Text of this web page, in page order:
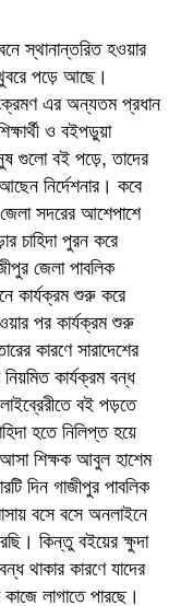
স্থানান্তরিত হওয়ার
পড়ে আছে।
এর অন্যতম প্রধান
ও বইপড়ুয়া
গুলো বই পড়ে, তাদের
নির্দেশনার। কবে
সদরের আশেপাশে
চাহিদা পুরন করে
জেলা পাবলিক
কার্যক্রম শুরু করে
পর কার্যক্রম শুরু
কারণে সারাদেশের
কার্যক্রম বন্ধ
বই পড়তে
হতে নিলিপ্ত হয়ে
শিক্ষক আবুল হাশেম
দিন গাজীপুর পাবলিক
বসে বসে অনলাইনে
কিন্তু বইয়ের ক্ষুদা
থাকার কারণে যাদের
লাগাতে পারছে।